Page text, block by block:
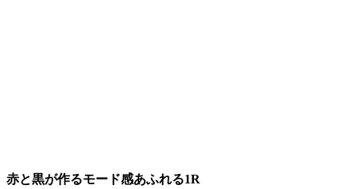
赤と黒が作るモード感あふれる1R